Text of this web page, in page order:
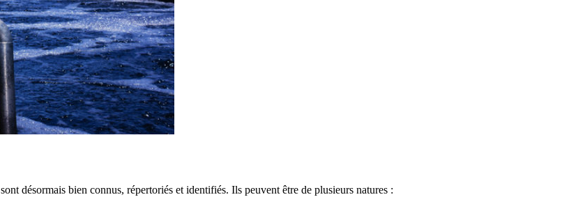
désormais bien connus, répertoriés et identifiés. Ils peuvent être de plusieurs natures :